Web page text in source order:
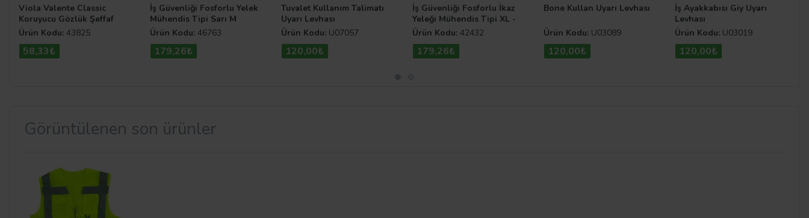
Viola Valente Classic
Koruyucu Gözlük Şeffaf
Ürün Kodu: 43825
58,33₺
İş Güvenliği Fosforlu Yelek
Mühendis Tipi Sarı M
Ürün Kodu: 46763
179,26₺
Tuvalet Kullanım Talimatı
Uyarı Levhası
Ürün Kodu: U07057
120,00₺
İş Güvenliği Fosforlu İkaz
Yeleği Mühendis Tipi XL -
Sarı
Ürün Kodu: 42432
179,26₺
Bone Kullan Uyarı Levhası
Ürün Kodu: U03089
120,00₺
İş Ayakkabısı Giy Uyarı
Levhası
Ürün Kodu: U03019
120,00₺
Görüntülenen son ürünler